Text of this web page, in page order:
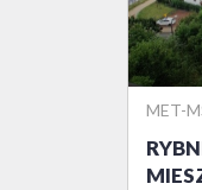
MET-